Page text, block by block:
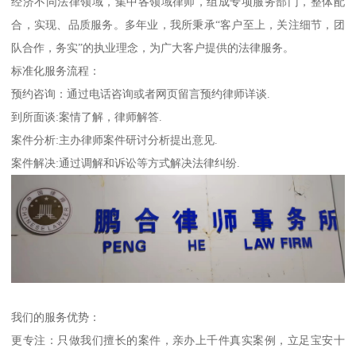
合，实现、品质服务。多年业，我所秉承“客户至上，关注细节，团
队合作，务实”的执业理念，为广大客户提供的法律服务。
标准化服务流程：
预约咨询：通过电话咨询或者网页留言预约律师详谈.
到所面谈:案情了解，律师解答.
案件分析:主办律师案件研讨分析提出意见.
案件解决:通过调解和诉讼等方式解决法律纠纷.
我们的服务优势：
更专注：只做我们擅长的案件，亲办上千件真实案例，立足宝安十